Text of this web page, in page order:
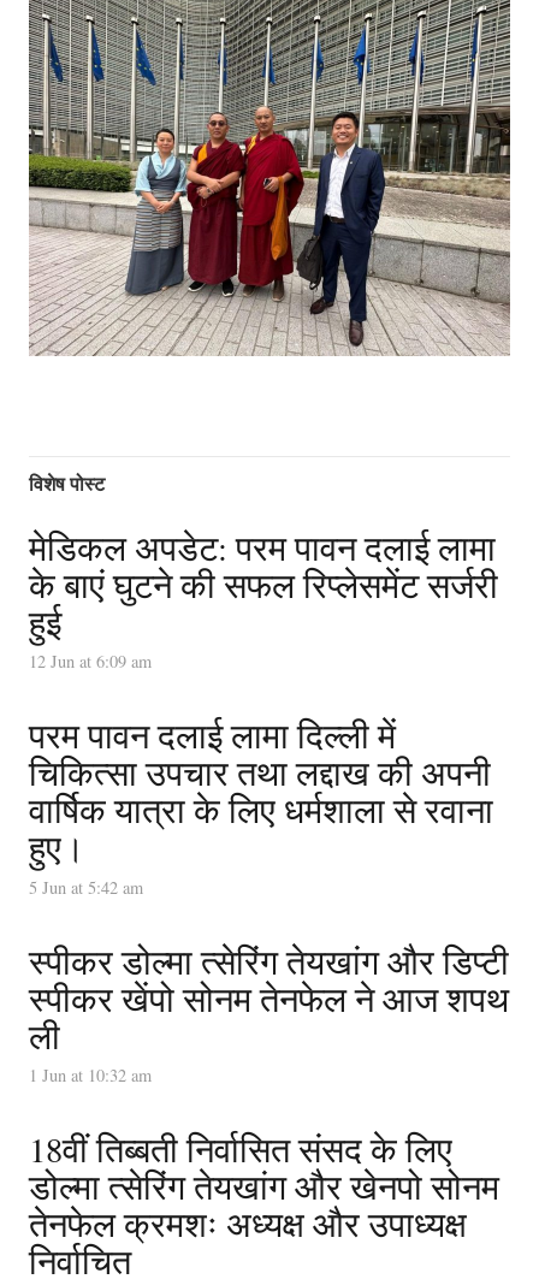
विशेष पोस्ट
मेडिकल अपडेट: परम पावन दलाई लामा
के बाएं घुटने की सफल रिप्लेसमेंट सर्जरी
हुई
12 Jun at 6:09 am
परम पावन दलाई लामा दिल्ली में
चिकित्सा उपचार तथा लद्दाख की अपनी
वार्षिक यात्रा के लिए धर्मशाला से रवाना
हुए।
5 Jun at 5:42 am
स्पीकर डोल्मा त्सेरिंग तेयखांग और डिप्टी
स्पीकर खेंपो सोनम तेनफेल ने आज शपथ
ली
1 Jun at 10:32 am
18वीं तिब्बती निर्वासित संसद के लिए
डोल्मा त्सेरिंग तेयखांग और खेनपो सोनम
तेनफेल क्रमशः अध्यक्ष और उपाध्यक्ष
निर्वाचित